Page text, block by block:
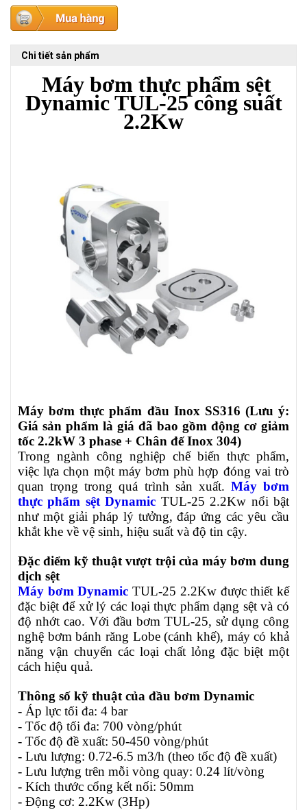
Chi tiết sản phẩm
Máy bơm thực phẩm sệt
Dynamic TUL-25 công suất
2.2Kw
Máy bơm thực phẩm đầu Inox SS316 (Lưu ý:
Giá sản phẩm là giá đã bao gồm động cơ giảm
tốc 2.2kW 3 phase + Chân đế Inox 304)
Trong ngành công nghiệp chế biến thực phẩm,
việc lựa chọn một máy bơm phù hợp đóng vai trò
quan trọng trong quá trình sản xuất. Máy bơm
thực phẩm sệt Dynamic TUL-25 2.2Kw nổi bật
như một giải pháp lý tưởng, đáp ứng các yêu cầu
khắt khe về vệ sinh, hiệu suất và độ tin cậy.
Đặc điểm kỹ thuật vượt trội của máy bơm dung
dịch sệt
Máy bơm Dynamic TUL-25 2.2Kwđược thiết kế
đặc biệt để xử lý các loại thực phẩm dạng sệt và có
độ nhớt cao. Với đầu bơm TUL-25, sử dụng công
nghệ bơm bánh răng Lobe (cánh khế), máy có khả
năng vận chuyển các loại chất lỏng đặc biệt một
cách hiệu quả.
Thông số kỹ thuật của đầu bơm Dynamic
- Áp lực tối đa: 4 bar
- Tốc độ tối đa: 700 vòng/phút
- Tốc độ đề xuất: 50-450 vòng/phút
- Lưu lượng: 0.72-6.5 m3/h (theo tốc độ đề xuất)
- Lưu lượng trên mỗi vòng quay: 0.24 lít/vòng
- Kích thước cổng kết nối: 50mm
- Động cơ: 2.2Kw (3Hp)